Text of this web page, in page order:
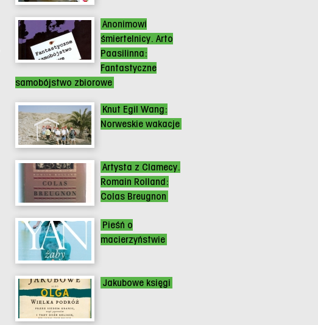
Anonimowi
śmiertelnicy. Arto
Paasilinna:
Fantastyczne
samobójstwo zbiorowe
Knut Egil Wang:
Norweskie wakacje
Artysta z Clamecy.
Romain Rolland:
Colas Breugnon
Pieśń o
macierzyństwie
Jakubowe księgi